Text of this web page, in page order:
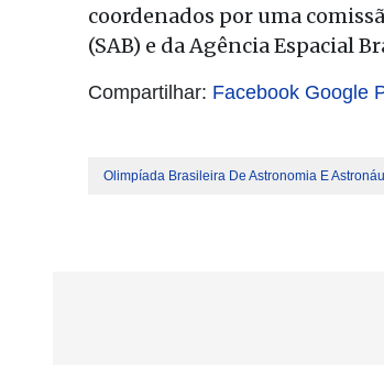
coordenados por uma
(SAB) e da Agência Espacial
Compartilhar: Facebook Google
Olimpíada Brasileira De Astronomia E